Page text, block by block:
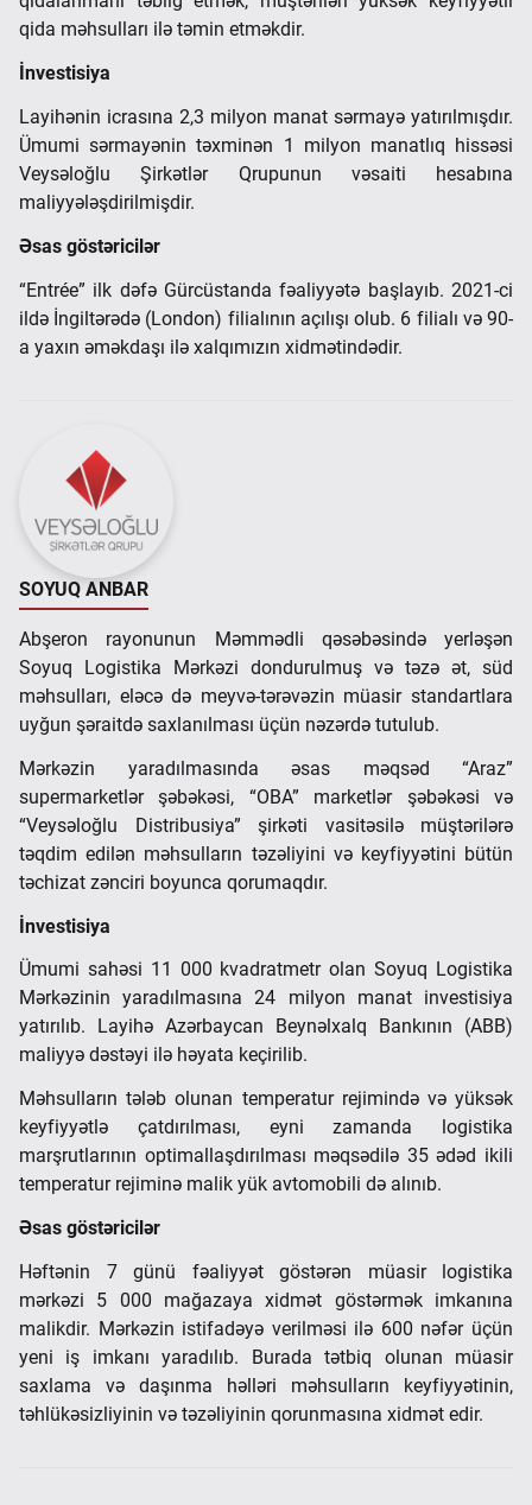
qida məhsulları ilə təmin etməkdir.
İnvestisiya
Layihənin icrasına 2,3 milyon manat sərmayə yatırılmışdır.
Ümumi sərmayənin təxminən 1 milyon manatlıq hissəsi
Veysəloğlu Şirkətlər Qrupunun vəsaiti hesabına
maliyyələşdirilmişdir.
Əsas göstəricilər
“Entrée” ilk dəfə Gürcüstanda fəaliyyətə başlayıb. 2021-ci
ildə İngiltərədə (London) filialının açılışı olub. 6 filialı və 90-
a yaxın əməkdaşı ilə xalqımızın xidmətindədir.
SOYUQ ANBAR
Abşeron rayonunun Məmmədli qəsəbəsində yerləşən
Soyuq Logistika Mərkəzi dondurulmuş və təzə ət, süd
məhsulları, eləcə də meyvə-tərəvəzin müasir standartlara
uyğun şəraitdə saxlanılması üçün nəzərdə tutulub.
Mərkəzin yaradılmasında əsas məqsəd “Araz”
supermarketlər şəbəkəsi, “OBA” marketlər şəbəkəsi və
“Veysəloğlu Distribusiya” şirkəti vasitəsilə müştərilərə
təqdim edilən məhsulların təzəliyini və keyfiyyətini bütün
təchizat zənciri boyunca qorumaqdır.
İnvestisiya
Ümumi sahəsi 11 000 kvadratmetr olan Soyuq Logistika
Mərkəzinin yaradılmasına 24 milyon manat investisiya
yatırılıb. Layihə Azərbaycan Beynəlxalq Bankının (ABB)
maliyyə dəstəyi ilə həyata keçirilib.
Məhsulların tələb olunan temperatur rejimində və yüksək
keyfiyyətlə çatdırılması, eyni zamanda logistika
marşrutlarının optimallaşdırılması məqsədilə 35 ədəd ikili
temperatur rejiminə malik yük avtomobili də alınıb.
Əsas göstəricilər
Həftənin 7 günü fəaliyyət göstərən müasir logistika
mərkəzi 5 000 mağazaya xidmət göstərmək imkanına
malikdir. Mərkəzin istifadəyə verilməsi ilə 600 nəfər üçün
yeni iş imkanı yaradılıb. Burada tətbiq olunan müasir
saxlama və daşınma həlləri məhsulların keyfiyyətinin,
təhlükəsizliyinin və təzəliyinin qorunmasına xidmət edir.